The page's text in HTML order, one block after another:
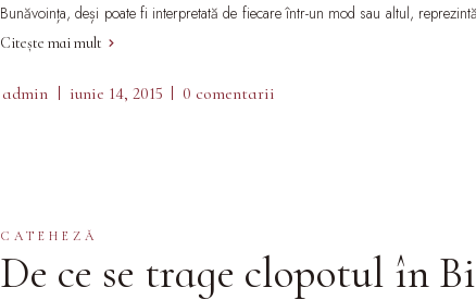
Bunăvoința, deși poate fi interpretată de fiecare într-un mod sau altul,
Citește mai mult
admin iunie 14, 2015 0 comentarii
CATEHEZĂ
De ce se trage clopotul în